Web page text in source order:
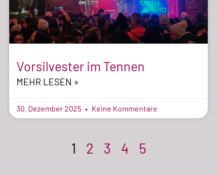
Vorsilvester im Tennen
MEHR LESEN »
30. Dezember 2025 Keine Kommentare
1 2 3 4 5